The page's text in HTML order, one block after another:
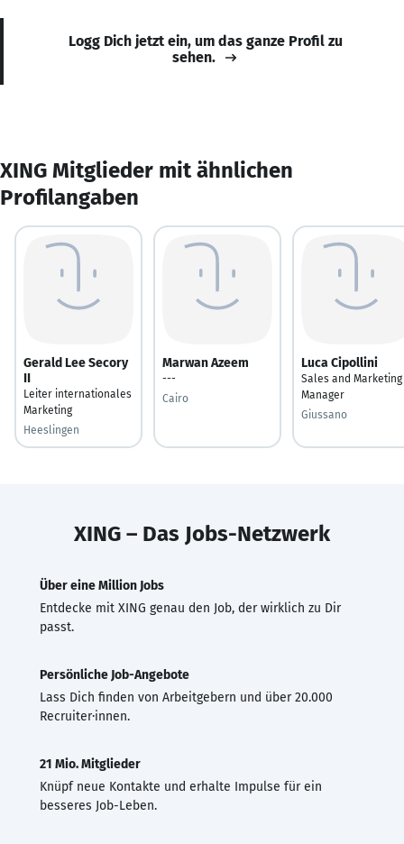
Logg Dich jetzt ein, um das ganze Profil zu
sehen.
XING Mitglieder mit ähnlichen
Profilangaben
Gerald Lee Secory
II
Leiter internationales
Marketing
Heeslingen
Marwan Azeem
---
Cairo
Luca Cipollini
Sales and Marketing
Manager
Giussano
XING – Das Jobs-Netzwerk
Über eine Million Jobs
Entdecke mit XING genau den Job, der wirklich zu Dir
passt.
Persönliche Job-Angebote
Lass Dich finden von Arbeitgebern und über 20.000
Recruiter·innen.
21 Mio. Mitglieder
Knüpf neue Kontakte und erhalte Impulse für ein
besseres Job-Leben.